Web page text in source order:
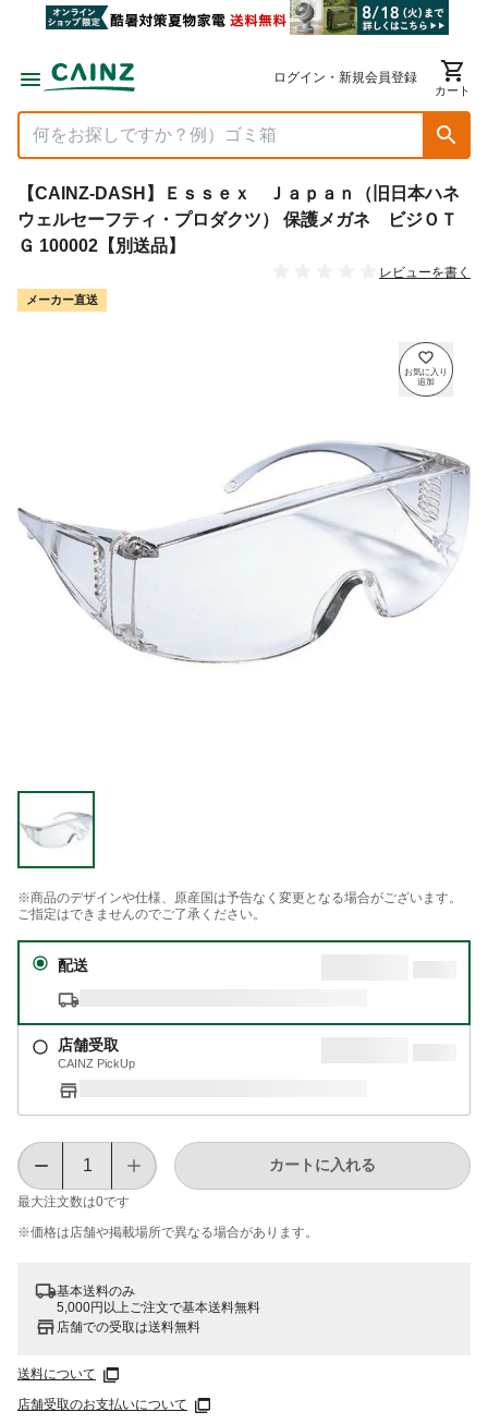
ログイン・新規会員登録
カート
【CAINZ-DASH】Ｅｓｓｅｘ Ｊａｐａｎ（旧日本ハネ
ウェルセーフティ・プロダクツ） 保護メガネ ビジＯＴ
Ｇ 100002【別送品】
レビューを書く
メーカー直送
※商品のデザインや仕様、原産国は予告なく変更となる場合がございます。
ご指定はできませんのでご了承ください。
配送
店舗受取
CAINZ PickUp
最大注文数は0です
カートに入れる
※価格は​店舗や​掲載場所で​異なる​場合が​あります。
基本送料のみ
5,000円以上ご注文で基本送料無料
店舗での受取は送料無料
送料について
店舗受取のお支払いについて